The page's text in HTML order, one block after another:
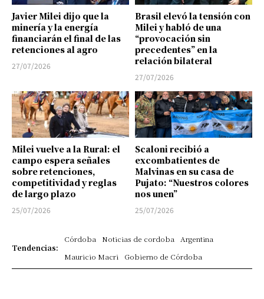
Javier Milei dijo que la
minería y la energía
financiarán el final de las
retenciones al agro
27/07/2026
Brasil elevó la tensión con
Milei y habló de una
“provocación sin
precedentes” en la
relación bilateral
27/07/2026
Milei vuelve a la Rural: el
campo espera señales
sobre retenciones,
competitividad y reglas
de largo plazo
25/07/2026
Scaloni recibió a
excombatientes de
Malvinas en su casa de
Pujato: “Nuestros colores
nos unen”
25/07/2026
Tendencias:
Córdoba Noticias de cordoba
Argentina
Mauricio Macri
Gobierno de Córdoba